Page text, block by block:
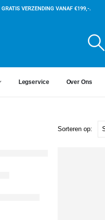
GRATIS VERZENDING VANAF €199,-.
Legservice Over Ons
Sorteren op: